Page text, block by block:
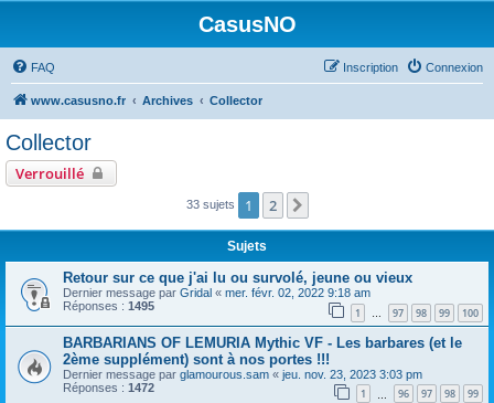
CasusNO
FAQ Connexion
Inscription
www.casusno.fr Archives Collector
Collector
Verrouillé
33 sujets 1 2
Sujets
Retour sur ce que j'ai lu ou survolé, jeune ou vieux
Dernier message par Gridal « mer. févr. 02, 2022 9:18 am
Réponses : 1495 1 … 97 98 99 100
BARBARIANS OF LEMURIA Mythic VF - Les barbares (et le
2ème supplément) sont à nos portes !!!
Dernier message par glamourous.sam « jeu. nov. 23, 2023 3:03 pm
Réponses : 1472 1 96 97 98 99